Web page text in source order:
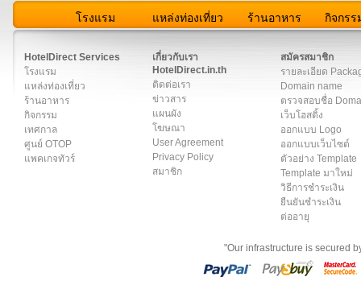
โรงแรม แหล่งท่องเที่ยว ร้านอาหาร กิจกรร
HotelDirect Services
โรงแรม
แหล่งท่องเที่ยว
ร้านอาหาร
กิจกรรม
เทศกาล
ศูนย์ OTOP
แพคเกจทัวร์
เกี่ยวกับเรา
HotelDirect.in.th
ติดต่อเรา
ข่าวสาร
แผนผัง
โฆษณา
User Agreement
Privacy Policy
สมาชิก
สมัครสมาชิก
รายละเอียด
Domain name
ตรวจสอบชื่อ
เว็บโฮสติ้ง
ออกแบบ Logo
ออกแบบเว็บไซต์
ตัวอย่าง Template
Template มาใหม่
วิธีการชำระเงิน
ยืนยันชำระเงิน
ต่ออายุ
"Our infrastructure is secured